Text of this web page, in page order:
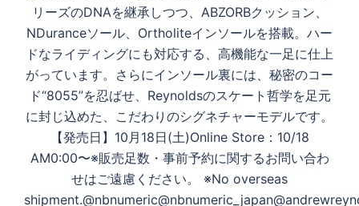
シ
ョ
ン
リーズのDNAを継承しつつ、ABZORBクッション、
NDuranceソール、Ortholite︎インソールを搭載。ハー
ドなライディングにも対応する、高機能な一足に仕上
がっています。さらにインソール裏には、秘密のコー
ド“8055”を忍ばせ、Reynoldsのスケート哲学を足元
に封じ込めた、こだわりのシグネチャーモデルです。
【発売日】10月18日(土)Online Store：10/18
AM0:00〜※販売足数・事前予約に関するお問い合わ
せはご遠慮ください。 ※No overseas